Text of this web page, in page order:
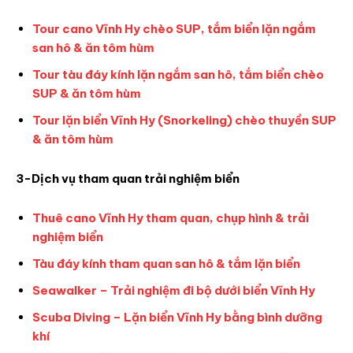
Tour cano Vĩnh Hy chèo SUP, tắm biển lặn ngắm
san hô & ăn tôm hùm
Tour tàu đáy kính lặn ngắm san hô, tắm biển chèo
SUP & ăn tôm hùm
Tour lặn biển Vĩnh Hy (Snorkeling) chèo thuyền SUP
& ăn tôm hùm
3-Dịch vụ tham quan trải nghiệm biển
Thuê cano Vĩnh Hy tham quan, chụp hình & trải
nghiệm biển
Tàu đáy kính tham quan san hô & tắm lặn biển
Seawalker – Trải nghiệm đi bộ dưới biển Vĩnh Hy
Scuba Diving – Lặn biển Vĩnh Hy bằng bình dưỡng
khí